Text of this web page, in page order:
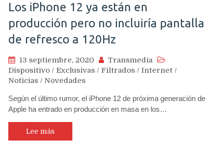
Los iPhone 12 ya están en
producción pero no incluiría pantalla
de refresco a 120Hz
13 septiembre, 2020
Transmedia
Dispositivo / Exclusivas / Filtrados / Internet /
Noticias / Novedades
Según el último rumor, el iPhone 12 de próxima generación de
Apple ha entrado en producción en masa en los…
Lee más